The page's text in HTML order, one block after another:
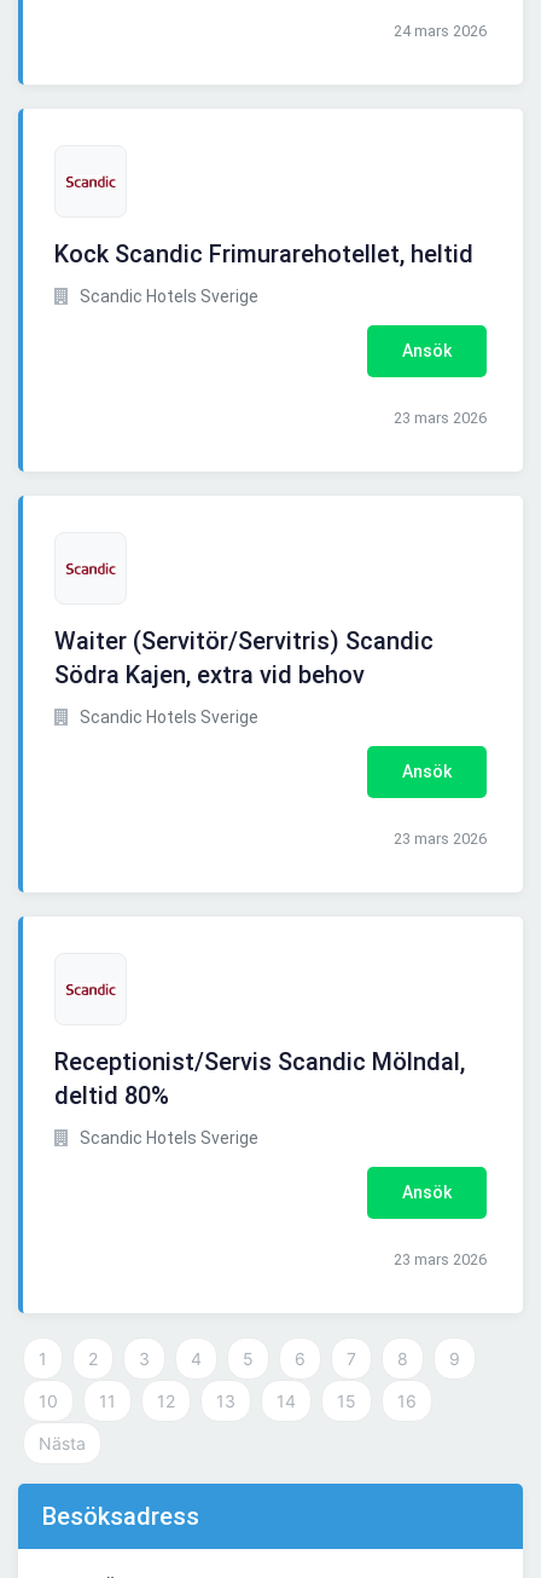
24 mars 2026
Kock Scandic Frimurarehotellet, heltid
Scandic Hotels Sverige
Ansök
23 mars 2026
Waiter (Servitör/Servitris) Scandic
Södra Kajen, extra vid behov
Scandic Hotels Sverige
Ansök
23 mars 2026
Receptionist/Servis Scandic Mölndal,
deltid 80%
Scandic Hotels Sverige
Ansök
23 mars 2026
1 2 3 4 5 6 7 8 9
10 11 12 13 14 15 16
Nästa
Besöksadress